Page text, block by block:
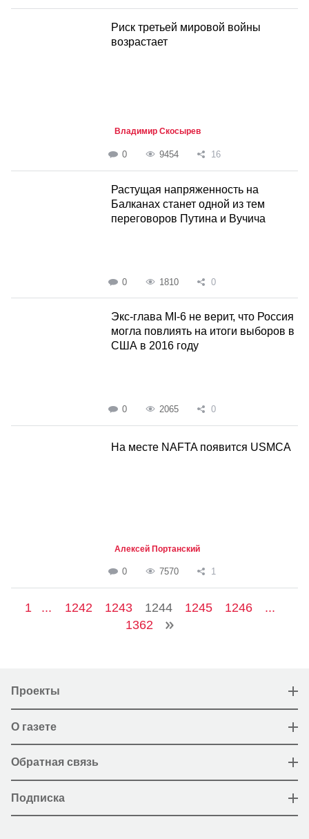
Риск третьей мировой войны
возрастает
Владимир Скосырев
0 9454 16
Растущая напряженность на
Балканах станет одной из тем
переговоров Путина и Вучича
0 1810 0
Экс-глава MI-6 не верит, что Россия
могла повлиять на итоги выборов в
США в 2016 году
0 2065 0
На месте NAFTA появится USMCA
Алексей Портанский
0 7570 1
1 ... 1242 1243 1244 1245 1246
...
1362
Проекты
О газете
Обратная связь
Подписка